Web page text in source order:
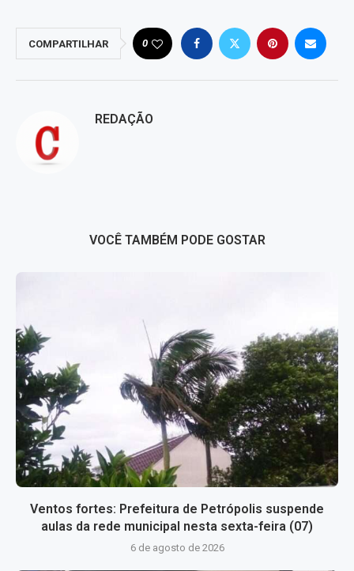
COMPARTILHAR 0
REDAÇÃO
VOCÊ TAMBÉM PODE GOSTAR
Ventos fortes: Prefeitura de Petrópolis suspende
aulas da rede municipal nesta sexta-feira (07)
6 de agosto de 2026